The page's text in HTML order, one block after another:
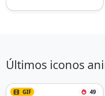
Últimos iconos
GIF 49